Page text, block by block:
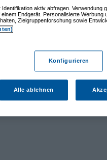
aktiv abfragen. Verwendung
Endgerät. Personalisierte Werbung
Zielgruppenforschung sowie
Konfigurieren
Alle ablehnen